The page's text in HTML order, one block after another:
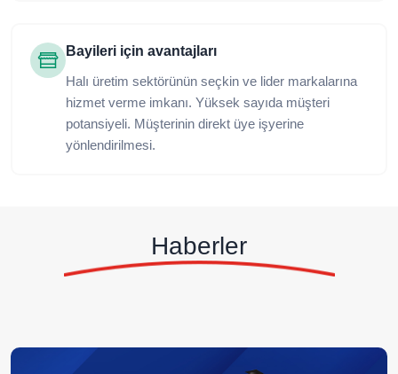
Bayileri için avantajları
Halı üretim sektörünün seçkin ve lider markalarına
hizmet verme imkanı. Yüksek sayıda müşteri
potansiyeli. Müşterinin direkt üye işyerine
yönlendirilmesi.
Haberler